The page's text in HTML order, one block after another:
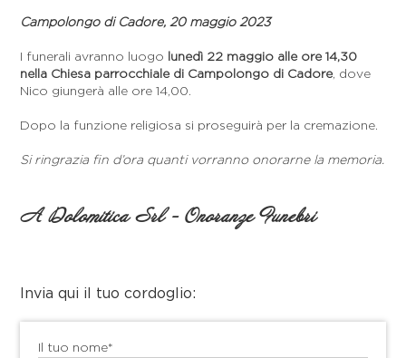
Campolongo di Cadore, 20 maggio 2023
I funerali avranno luogo
lunedì 22 maggio alle ore 14,30
nella Chiesa parrocchiale di Campolongo di Cadore , dove
Nico giungerà alle ore 14,00.
Dopo la funzione religiosa si proseguirà per la cremazione.
Si ringrazia fin d’ora quanti vorranno onorarne la memoria.
A Dolomitica Srl - Onoranze Funebri
Invia qui il tuo cordoglio:
Il tuo nome*